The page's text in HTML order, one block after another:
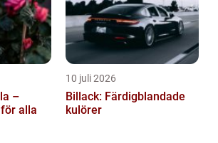
–
alla
10 juli 2026
Billack: Färdigblandade
kulörer